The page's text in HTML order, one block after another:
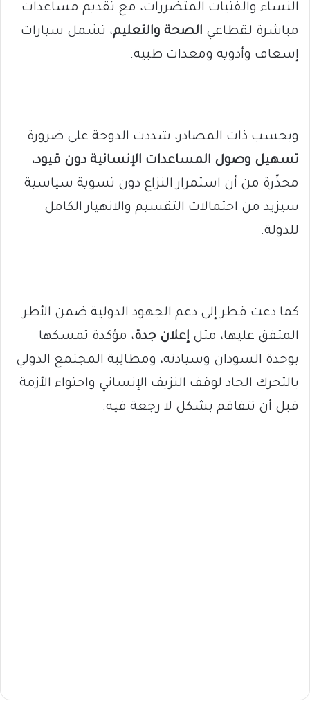
النساء والفتيات المتضررات، مع تقديم مساعدات
مباشرة لقطاعي الصحة والتعليم، تشمل سيارات
إسعاف وأدوية ومعدات طبية.
وبحسب ذات المصادر، شددت الدوحة على ضرورة
تسهيل وصول المساعدات الإنسانية دون قيود،
محذّرة من أن استمرار النزاع دون تسوية سياسية
سيزيد من احتمالات التقسيم والانهيار الكامل
للدولة.
كما دعت قطر إلى دعم الجهود الدولية ضمن الأطر
المتفق عليها، مثل إعلان جدة، مؤكدة تمسكها
بوحدة السودان وسيادته، ومطالِبة المجتمع الدولي
بالتحرك الجاد لوقف النزيف الإنساني واحتواء الأزمة
قبل أن تتفاقم بشكل لا رجعة فيه.